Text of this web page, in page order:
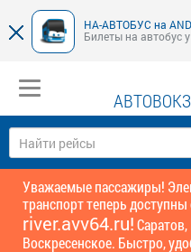
НА-АВТОБУС на
Билеты на автобус
Уважаемые пассажиры!
транспорт теперь доступны
river.avv64.ru!
Воскресенское. Быстро,